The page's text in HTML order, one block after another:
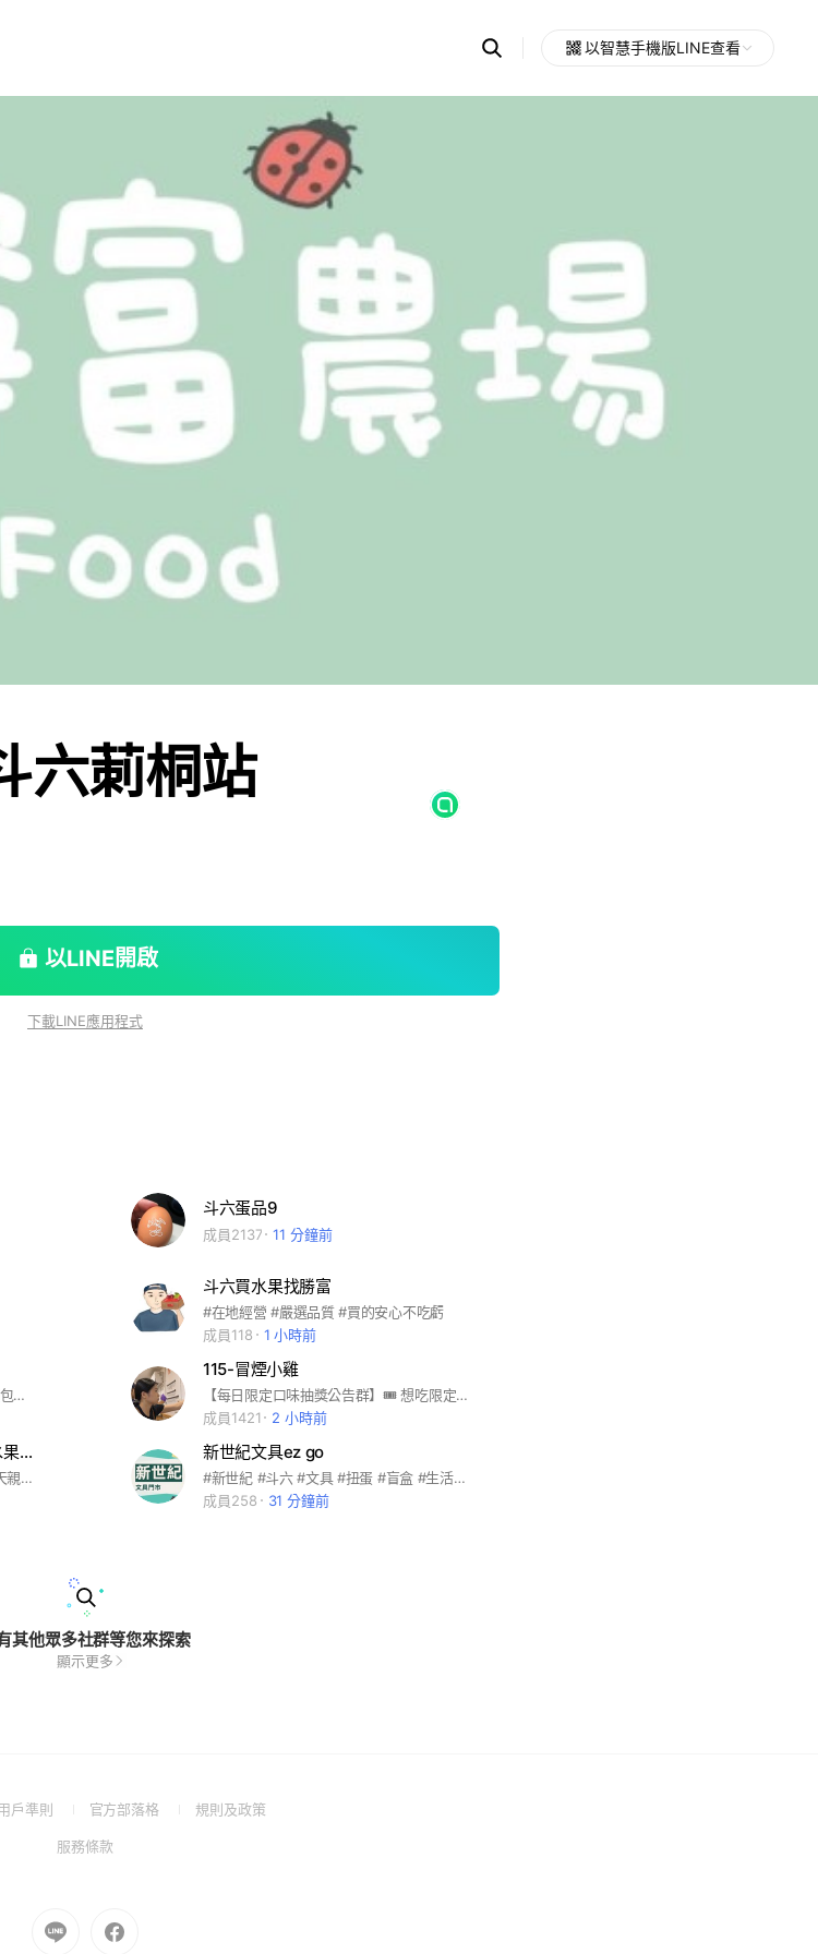
Search
OpenChats
messages
search
以智慧手機版LINE查看
六莿桐站
以LINE開啟
下載LINE應用程式
斗六蛋品9
成員2137 11 分鐘前
斗六買水果找勝富
#在地經營 #嚴選品質 #買的安心不吃虧
成員118
1 小時前
歡迎加入花囍線上預購社群 即時接收麵包出爐資訊☺️
115-冒煙小雞
【每日限定口味抽獎公告群】🎟️ 想吃限定口味，只能在這裡知道！ 每日更新，售完不補。 這裡是唯一通道，群主親自發布。 想搶先吃？跟緊這裡就對了！
成員1421
2 小時前
🐟 余展源&魚老闆嚴選｜海鮮・水果・肉品團購
🐟 魚老闆嚴選｜只賣自己敢吃的。 每天親自挑選新鮮海鮮、當季水果、優質肉品， 堅持品質、產地透明，不定時推出限量福利價。 ✅ 海鮮 ✅ 水果 ✅ 肉品 ✅ 冷凍食品 ✅ 團購優惠 每天都有新商品，天天都有機會撿到好康！ 歡迎邀請親朋好友一起加入，把最新優惠第一時間帶回家。 魚老闆堅持： ✔️ 品質優先 ✔️ 價格實在 ✔️ 誠信經營 ✔️ 售後服務 天天放福利，不定時爆單優惠！
新世紀文具ez go
#新世紀 #斗六 #文具 #扭蛋 #盲盒 #生活用品 #團購 #批發 #零售#TITI #titi
成員258
31 分鐘前
其他眾多社群等您來探索
顯示更多
用戶準則
(Open
a
官方部落格
(Open規則及政策(Open
服務條款(Open
window)
Go
to
Go
to